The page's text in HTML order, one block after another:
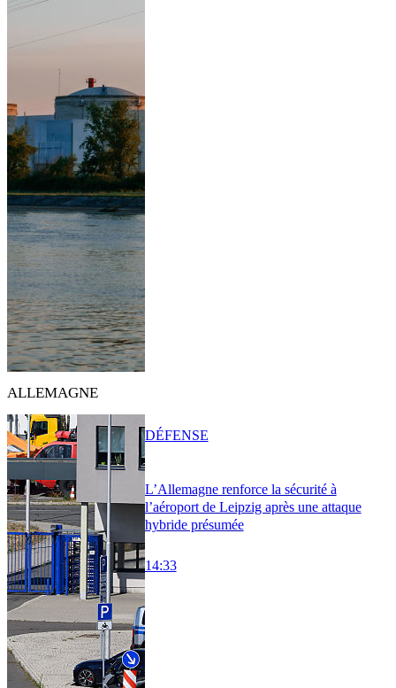
ALLEMAGNE
L’Allemagne renforce la sécurité à
l’aéroport de Leipzig après une attaque
hybride présumée
14:33
DÉFENSE